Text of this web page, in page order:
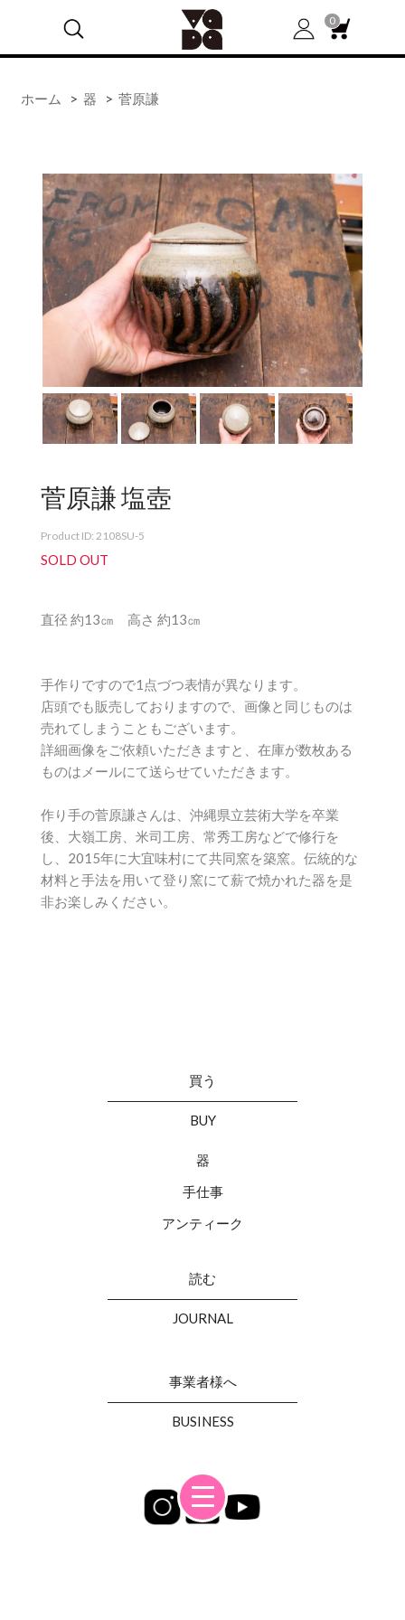
0
ホーム > 器 > 菅原謙
菅原謙 塩壺
Product ID: 2108SU-5
SOLD OUT
直径 約13㎝ 高さ 約13㎝
手作りですので1点づつ表情が異なります。
店頭でも販売しておりますので、画像と同じものは
売れてしまうこともございます。
詳細画像をご依頼いただきますと、在庫が数枚ある
ものはメールにて送らせていただきます。
作り手の菅原謙さんは、沖縄県立芸術大学を卒業
後、大嶺工房、米司工房、常秀工房などで修行を
し、2015年に大宜味村にて共同窯を築窯。伝統的な
材料と手法を用いて登り窯にて薪で焼かれた器を是
非お楽しみください。
買う
BUY
器
手仕事
アンティーク
読む
JOURNAL
事業者様へ
BUSINESS